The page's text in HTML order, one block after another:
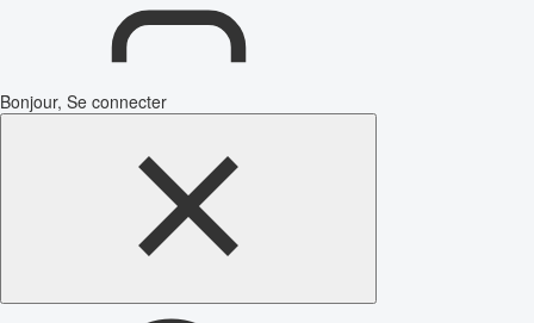
Bonjour, Se connecter